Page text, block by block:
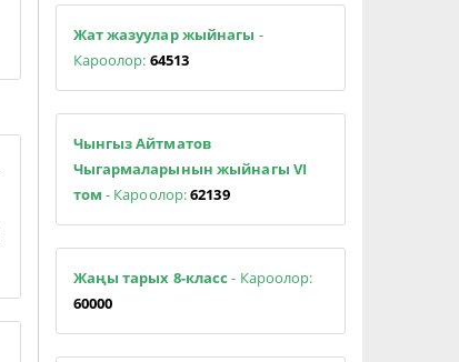
Жат жазуулар жыйнагы -
Кароолор: 64513
Чынгыз Айтматов
Чыгармаларынын жыйнагы VI
том - Кароолор:62139
Жаңы тарых 8-класс - Кароолор:
60000